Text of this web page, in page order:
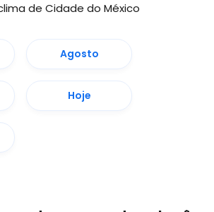
de Cidade do México
Agosto
Hoje